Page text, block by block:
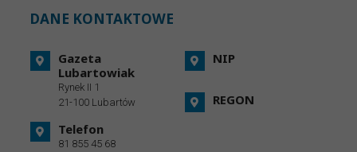
DANE KONTAKTOWE
Gazeta
Lubartowiak
Rynek II 1
21-100 Lubartów
Telefon
81 855 45 68
NIP
REGON